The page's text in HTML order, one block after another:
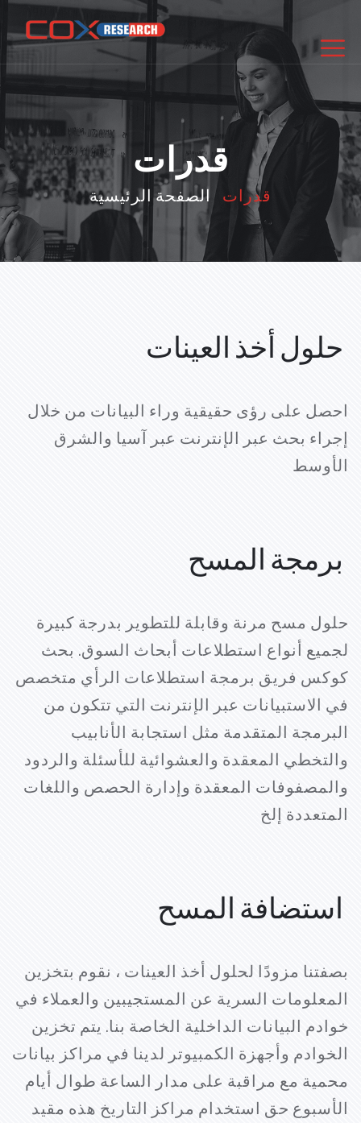
قدرات
الصفحة الرئيسية قدرات
حلول أخذ العينات
احصل على رؤى حقيقية وراء البيانات من خلال
إجراء بحث عبر الإنترنت عبر آسيا والشرق
الأوسط
برمجة المسح
حلول مسح مرنة وقابلة للتطوير بدرجة كبيرة
لجميع أنواع استطلاعات أبحاث السوق. بحث
كوكس فريق برمجة استطلاعات الرأي متخصص
في الاستبيانات عبر الإنترنت التي تتكون من
البرمجة المتقدمة مثل استجابة الأنابيب
والتخطي المعقدة والعشوائية للأسئلة والردود
والمصفوفات المعقدة وإدارة الحصص واللغات
المتعددة إلخ
استضافة المسح
بصفتنا مزودًا لحلول أخذ العينات ، نقوم بتخزين
المعلومات السرية عن المستجيبين والعملاء في
خوادم البيانات الداخلية الخاصة بنا. يتم تخزين
الخوادم وأجهزة الكمبيوتر لدينا في مراكز بيانات
محمية مع مراقبة على مدار الساعة طوال أيام
الأسبوع حق استخدام مراكز التاريخ هذه مقيد